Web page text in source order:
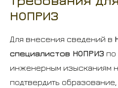
НОПРИЗ
Для внесения сведений в
специалистов НОПРИЗ по
инженерным изысканиям
подтвердить